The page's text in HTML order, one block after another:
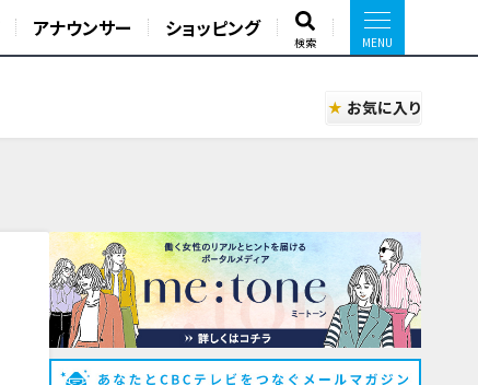
アナウンサー ショッピング
検索
お気に入り